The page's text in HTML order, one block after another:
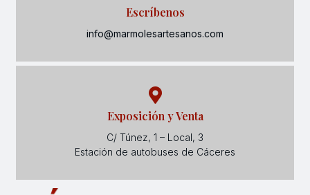
Escríbenos
info@marmolesartesanos.com
Exposición y Venta
C/ Túnez, 1 – Local, 3
Estación de autobuses de Cáceres